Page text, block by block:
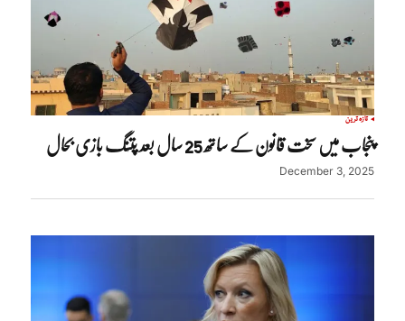
تازہ ترین
پنجاب میں سخت قانون کے ساتھ 25 سال بعد پتنگ بازی بحال
December 3, 2025